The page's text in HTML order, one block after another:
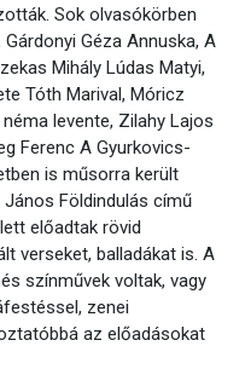
Sok olvasókörben
Géza Annuska, A
Mihály Lúdas Matyi,
Tóth Marival, Móricz
levente, Zilahy Lajos
Ferenc A Gyurkovics-
is műsorra került
Földindulás című
előadtak rövid
verseket, balladákat is. A
színművek voltak, vagy
zenei
az előadásokat